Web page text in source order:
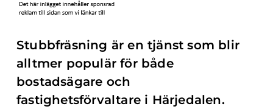
Stubbfräsning är en tjänst som blir
alltmer populär för både
bostadsägare och
fastighetsförvaltare i Härjedalen.